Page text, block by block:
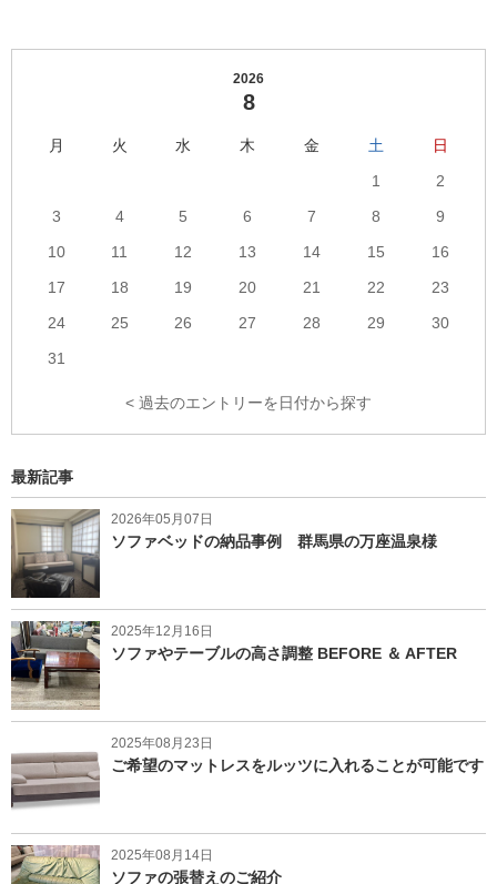
2026
8
月 火 水 木 金 土
日
1
2
3
4 5 6 7 8
9
10
11 12 13 14 15
16
17
18 19 20 21 22
23
24
25 26 27 28 29
30
31
< 過去のエントリーを日付から探す
最新記事
2026年05月07日
ソファベッドの納品事例 群馬県の万座温泉様
2025年12月16日
ソファやテーブルの高さ調整 BEFORE ＆ AFTER
2025年08月23日
ご希望のマットレスをルッツに入れることが可能です
2025年08月14日
ソファの張替えのご紹介